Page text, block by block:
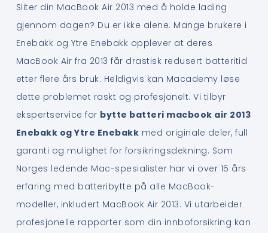
Sliter din MacBook Air 2013 med å holde lading
gjennom dagen? Du er ikke alene. Mange brukere i
Enebakk og Ytre Enebakk opplever at deres
MacBook Air fra 2013 får drastisk redusert batteritid
etter flere års bruk. Heldigvis kan Macademy løse
dette problemet raskt og profesjonelt. Vi tilbyr
ekspertservice for bytte batteri macbook air 2013
Enebakk og Ytre Enebakk med originale deler, full
garanti og mulighet for forsikringsdekning. Som
Norges ledende Mac-spesialister har vi over 15 års
erfaring med batteribytte på alle MacBook-
modeller, inkludert MacBook Air 2013. Vi utarbeider
profesjonelle rapporter som din innboforsikring kan